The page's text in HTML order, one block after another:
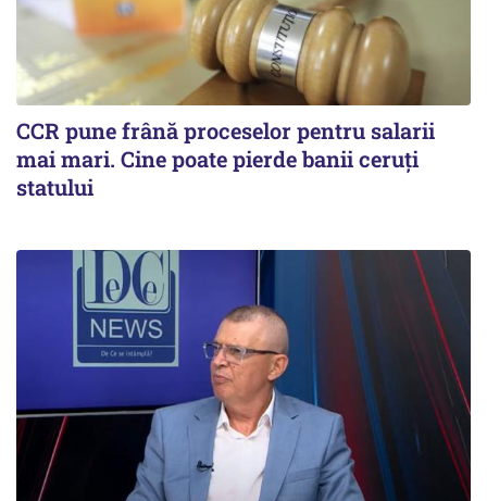
CCR pune frână proceselor pentru salarii
mai mari. Cine poate pierde banii ceruți
statului